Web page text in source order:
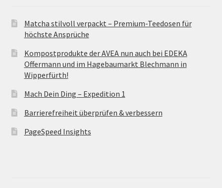
Matcha stilvoll verpackt – Premium-Teedosen für
höchste Ansprüche
Kompostprodukte der AVEA nun auch bei EDEKA
Offermann und im Hagebaumarkt Blechmann in
Wipperfürth!
Mach Dein Ding – Expedition 1
Barrierefreiheit überprüfen & verbessern
PageSpeed Insights